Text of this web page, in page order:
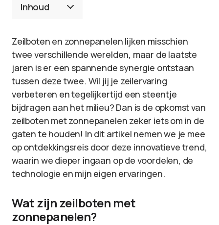
Inhoud
Zeilboten en zonnepanelen lijken misschien
twee verschillende werelden, maar de laatste
jaren is er een spannende synergie ontstaan
tussen deze twee. Wil jij je zeilervaring
verbeteren en tegelijkertijd een steentje
bijdragen aan het milieu? Dan is de opkomst van
zeilboten met zonnepanelen zeker iets om in de
gaten te houden! In dit artikel nemen we je mee
op ontdekkingsreis door deze innovatieve trend,
waarin we dieper ingaan op de voordelen, de
technologie en mijn eigen ervaringen.
Wat zijn zeilboten met
zonnepanelen?